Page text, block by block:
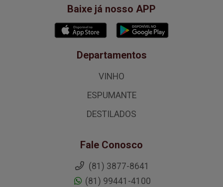
Baixe já nosso APP
Departamentos
VINHO
ESPUMANTE
DESTILADOS
Fale Conosco
(81) 3877-8641
(81) 99441-4100